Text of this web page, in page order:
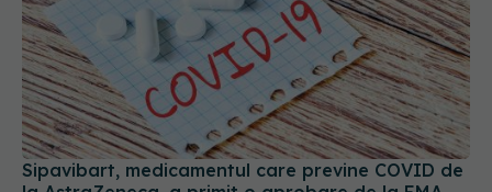
Sipavibart, medicamentul care previne COVID de
la AstraZeneca, a primit o aprobare de la EMA
02 iul 2024, 12:22